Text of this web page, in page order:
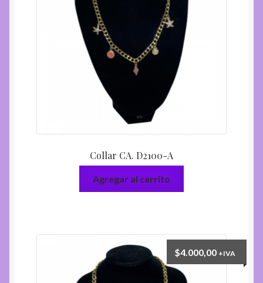
Collar CA. D2100-A
Agregar al carrito
$4.000,00 +IVA